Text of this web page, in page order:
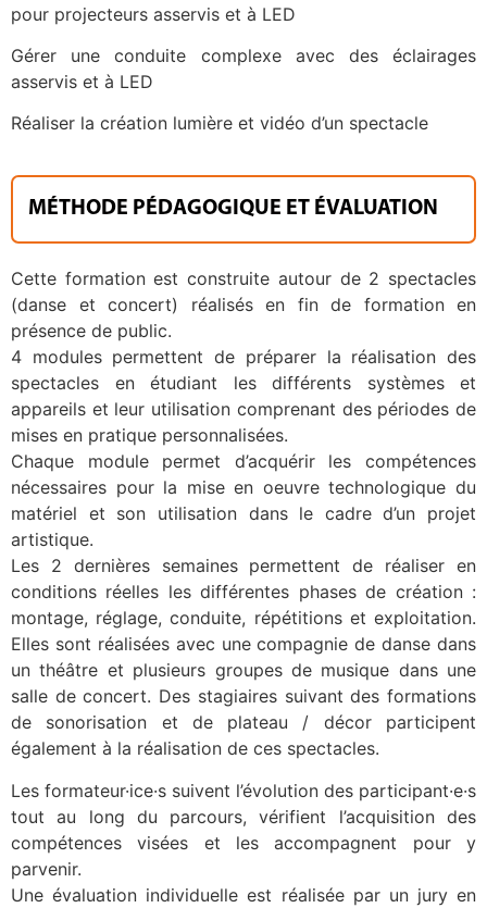
pour projecteurs asservis et à LED
Gérer une conduite complexe avec des éclairages
asservis et à LED
Réaliser la création lumière et vidéo d’un spectacle
MÉTHODE PÉDAGOGIQUE ET ÉVALUATION
Cette formation est construite autour de 2 spectacles
(danse et concert) réalisés en fin de formation en
présence de public.
4 modules permettent de préparer la réalisation des
spectacles en étudiant les différents systèmes et
appareils et leur utilisation comprenant des périodes de
mises en pratique personnalisées.
Chaque module permet d’acquérir les compétences
nécessaires pour la mise en oeuvre technologique du
matériel et son utilisation dans le cadre d’un projet
artistique.
Les 2 dernières semaines permettent de réaliser en
conditions réelles les différentes phases de création :
montage, réglage, conduite, répétitions et exploitation.
Elles sont réalisées avec une compagnie de danse dans
un théâtre et plusieurs groupes de musique dans une
salle de concert. Des stagiaires suivant des formations
de sonorisation et de plateau / décor participent
également à la réalisation de ces spectacles.
Les formateur·ice·s suivent l’évolution des participant·e·s
tout au long du parcours, vérifient l’acquisition des
compétences visées et les accompagnent pour y
parvenir.
Une évaluation individuelle est réalisée par un jury en